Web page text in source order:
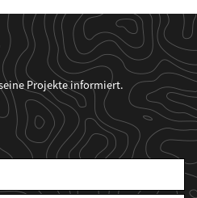
Projekte informiert.